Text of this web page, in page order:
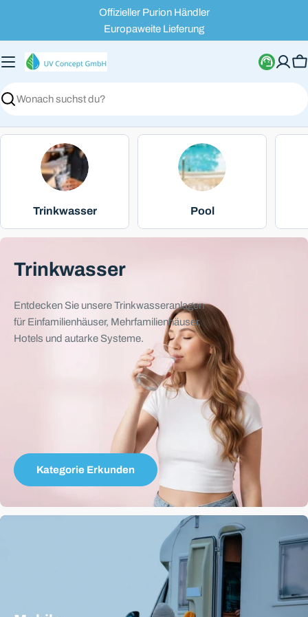
springen
Offizieller Purion Händler
Europaweite Lieferung
Suchen
Trinkwasser Pool
Trinkwasser
Entdecken Sie unsere Trinkwasseranlagen
für Einfamilienhäuser, Mehrfamilienhäuser,
Hotels und autarke Systeme.
Kategorie Erkunden